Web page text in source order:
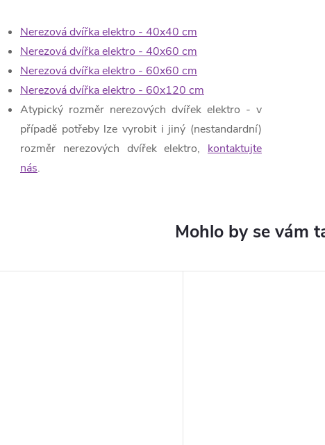
Nerezová dvířka elektro - 40x40 cm
Nerezová dvířka elektro - 40x60 cm
Nerezová dvířka elektro - 60x60 cm
Nerezová dvířka elektro - 60x120 cm
Atypický rozměr nerezových dvířek elektro - v
případě potřeby lze vyrobit i jiný (nestandardní)
rozměr nerezových dvířek elektro, kontaktujte
nás.